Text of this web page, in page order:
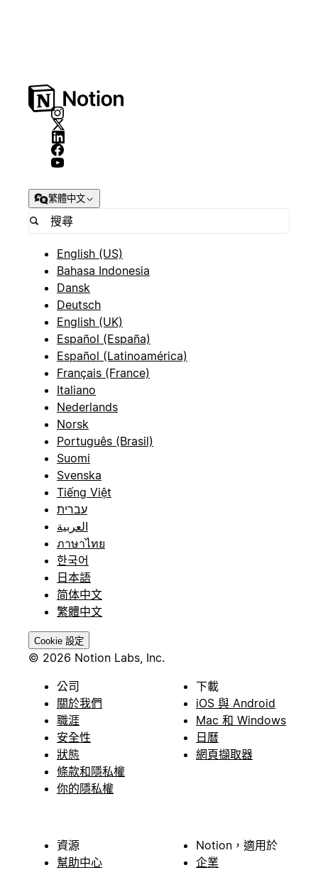
繁體中文
English (US)
Bahasa Indonesia
Dansk
Deutsch
English (UK)
Español (España)
Español (Latinoamérica)
Français (France)
Italiano
Nederlands
Norsk
Português (Brasil)
Suomi
Svenska
Tiếng Việt
עברית
العربية
ภาษาไทย
한국어
日本語
简体中文
繁體中文
Cookie 設定
© 2026 Notion Labs, Inc.
公司
關於我們
職涯
安全性
狀態
條款和隱私權
你的隱私權
下載
iOS 與 Android
Mac 和 Windows
日曆
網頁擷取器
資源
幫助中心
Notion，適用於
企業